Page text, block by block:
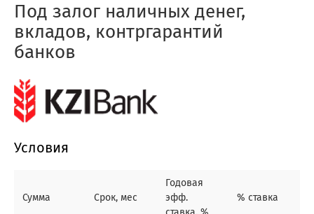
Под залог наличных денег,
вкладов, контргарантий
банков
Условия
Сумма Срок, мес
Годовая
эфф.
% ставка